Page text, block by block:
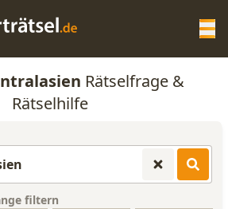
HILFE
GENERATOR
Rätselfrage &
Rätselhilfe
filtern